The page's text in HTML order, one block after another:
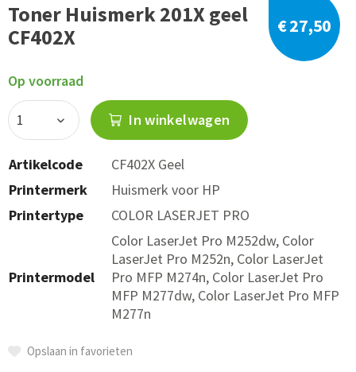
Toner Huismerk 201X geel
CF402X
€ 27,50
Op voorraad
In winkelwagen
Artikelcode
CF402X Geel
Printermerk
Huismerk voor HP
Printertype
COLOR LASERJET PRO
Printermodel
Color LaserJet Pro M252dw, Color
LaserJet Pro M252n, Color LaserJet
Pro MFP M274n, Color LaserJet Pro
MFP M277dw, Color LaserJet Pro MFP
M277n
Opslaan in favorieten